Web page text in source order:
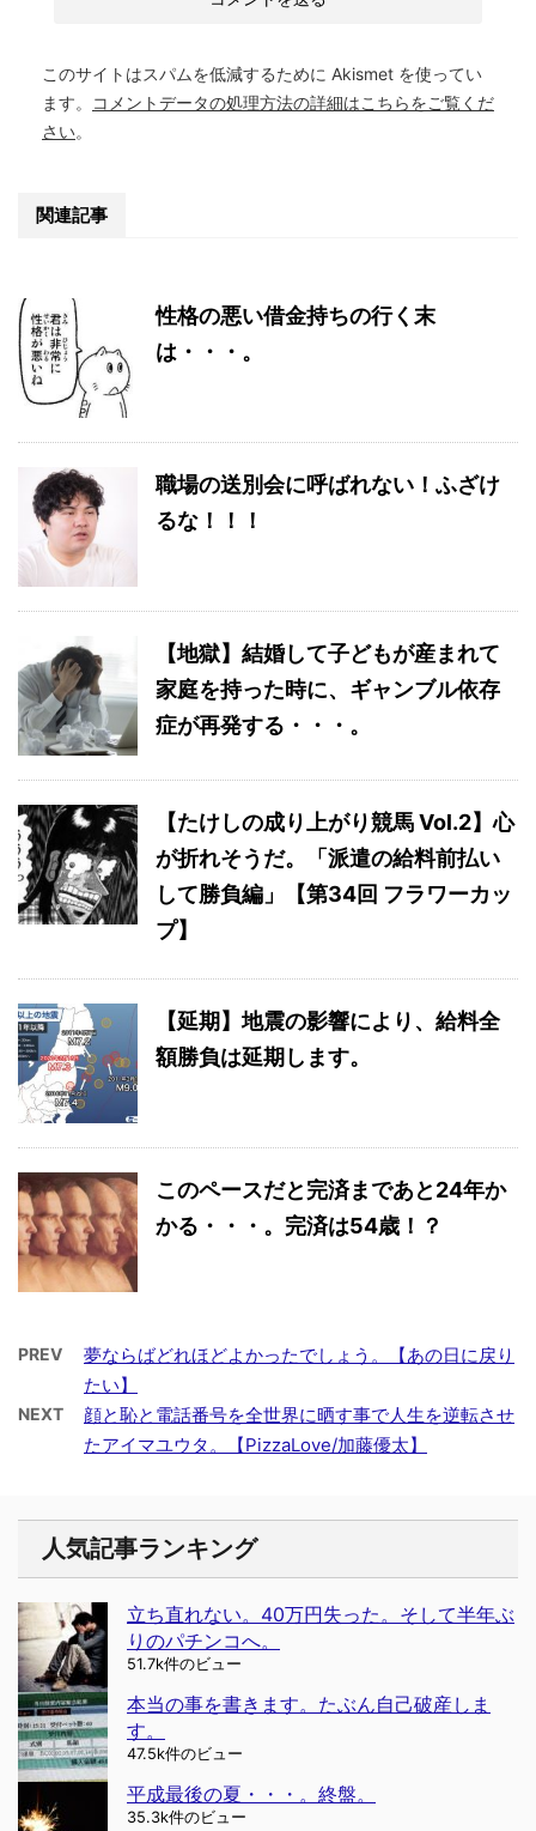
このサイトはスパムを低減するために Akismet を使ってい
ます。
コメントデータの処理方法の詳細はこちらをご覧くだ
さい。
関連記事
性格の悪い借金持ちの行く末
は・・・。
職場の送別会に呼ばれない！ふざけ
るな！！！
【地獄】結婚して子どもが産まれて
家庭を持った時に、ギャンブル依存
症が再発する・・・。
【たけしの成り上がり競馬 Vol.2】心
が折れそうだ。「派遣の給料前払い
して勝負編」【第34回 フラワーカッ
プ】
【延期】地震の影響により、給料全
額勝負は延期します。
このペースだと完済まであと24年か
かる・・・。完済は54歳！？
PREV
夢ならばどれほどよかったでしょう。【あの日に戻り
たい】
NEXT
顔と恥と電話番号を全世界に晒す事で人生を逆転させ
たアイマユウタ。【PizzaLove/加藤優太】
人気記事ランキング
立ち直れない。40万円失った。そして半年ぶ
りのパチンコへ。
51.7k件のビュー
本当の事を書きます。たぶん自己破産しま
す。
47.5k件のビュー
平成最後の夏・・・。終盤。
35.3k件のビュー